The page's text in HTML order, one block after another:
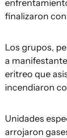
finalizaron
Los grupos,
a
eritreo que
incendiaron
Unidades
arrojaron